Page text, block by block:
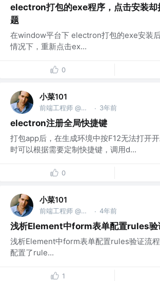
electron打包的exe程序，点击安装却
题
在window平台下 electron打包的exe安装
情况下，重新点击ex...
0
小菜101
前端工程师 @微信公众号：小菜101 · 3年前
electron注册全局快捷键
打包app后，在生成环境中按F12无法打开
时可以根据需要定制快捷键，调用d...
0
小菜101
前端工程师 @微信公众号：小菜101 · 4年前
浅析Element中form表单配置rules验
浅析Element中form表单配置rules验证流
配置了rule...
1